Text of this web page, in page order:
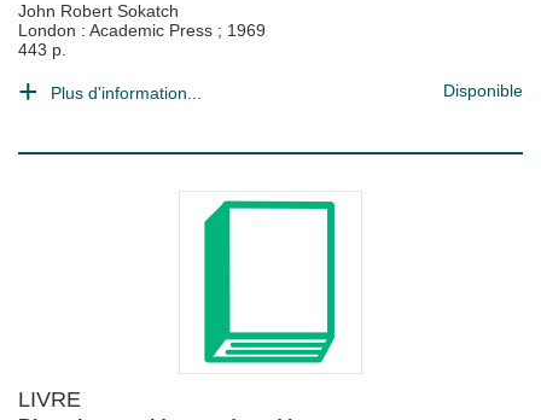
John Robert Sokatch
London : Academic Press ; 1969
443 p.
Plus d'information... Disponible
LIVRE